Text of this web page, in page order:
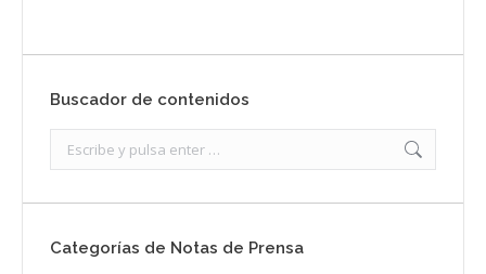
Buscador de contenidos
Categorías de Notas de Prensa